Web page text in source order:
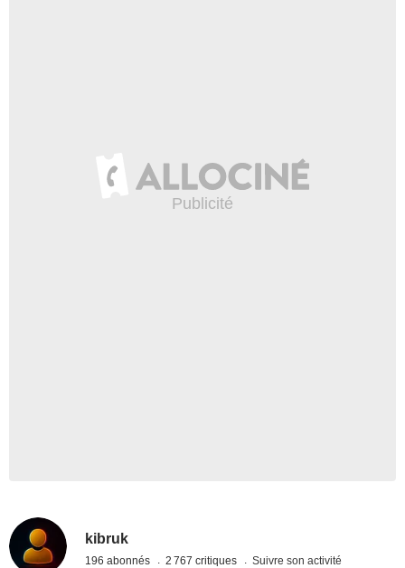
kibruk
196 abonnés 2 767 critiques Suivre son activité